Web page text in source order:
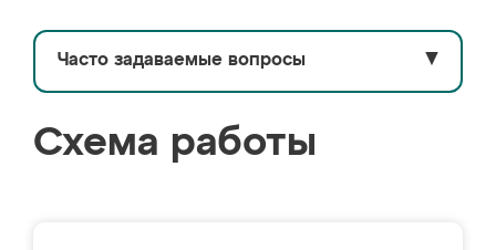
Часто задаваемые вопросы ▼
Схема работы